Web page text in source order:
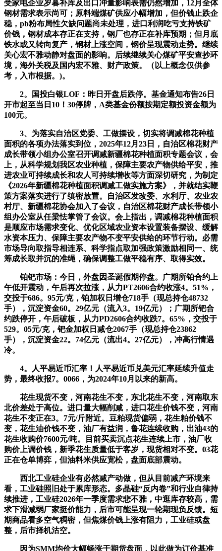
受家电企业岁暮补库及出口冲量影响表需仍然增加，12月全体
钢材需求表示尚可；原料端煤矿供应小幅增加，但价钱止跌企
稳，pb粉布局性欠缺问题尚未处理，进口利润吃亏支持铁矿
价钱，钢材成本存正在支持，钢厂也存正在补库预期；但月底
铁水或又转向复产，钢材上涨空间，钢价呈现震动走势。继续
关心宏不雅动静对盘面的影响。后续继续关心煤矿平安查抄环
境，海外关税及国内宏不雅、财产政策。（以上概念仅供参
考，入市根据。)。
2。国投白银LOF：昨日开盘后跌停。基金通知布告26日
开市起至当日10！30停牌，A类基金份额按期定额投资金额为
100元。
3、为落实自治区党委、工做摆设，切实将调减棉花种植
面积的各项办法落实到位，2025年12月23日，自治区棉花财产
成长带领小组办公室召开调减新疆棉花种植面积专题会议，会
上，从科学规划我区农业种植，保障主要农产物供给平安，推
进农业可持续成长和农人可持续增收等方面深切研究，为制定
《2026年新疆棉花种植面积调减工做实施方案》，并就结实鞭
策方案落实进行了缜密放置。自治区发改委、水利厅、农业农
村厅、新疆棉花协会加入了会议，自治区棉花财产成长带领小
组办公室从任梁怯掌管了会议。会上指出，调减棉花种植面积
是顺应市场需求变化、优化区域农业资本设置装备摆设、缓解
水资本压力、保障主要农产物不变平安供给的环节行动。必需
市场导向取指导相连系、科学指点取加强政策激励相同一、统
筹成长取并沉的准绳，确保调整工做平稳有序、取得实效。
铂钯市场：今日，外盘因圣诞假期停盘。广期所铂合约上
午低开震动，午后再次拉涨，从力PT2606合约收涨4。51%，
交投于686。95元/克，铂加权日增仓718手（现总持仓48732
手），沉淀资金60。29亿元（流入3。19亿元）；广期所钯合
约跌停开，午后破板，从力PD2606合约收跌7。65%，交投于
529。05元/克，钯金加权日减仓2067手（现总持仓23862
手），沉淀资金22。74亿元（流出4。27亿元），冲高行情遇
冷。
4。人平易近币汇率！人平易近币兑美元汇率延续升值走
势，最终收报7。0066，为2024年10月以来的新高。
花生现货不变，河南花生不变，东北花生不变，河南取东
北价差处于高位。进口量大幅削减，进口花生价钱不变，河南
花生不变正在3。7元/斤附近。豆粕现货偏弱，花生粕价钱不
变，花生油价钱不变，油厂有益润，鲁花连续收购，出油43的
花生收购价7600元/吨。目前买卖沉点花生连续上市，油厂收
购价上调价钱，新季花生质量低于客岁，现货相对不变。03花
正在仓单博弈，但油料米供应宽松，盘面底部震动。
西北工业硅企业有必然减产动做，但从目前减产环境来
看，工业硅照旧处于累库形态。多晶硅“反内卷”和行业自律持
续推进，工业硅2026年一季度需求悲不雅，中逛库存较高，需
求下滑减弱厂家挺价能力，后市可能呈现一轮期现负反馈。短
期商品看多空气稠密，但焦煤价钱上涨有阻力，工业硅或盘
整，后市择机沽空。
因为SMM均价大幅畅涨于期货盘面，以此做为订价基准